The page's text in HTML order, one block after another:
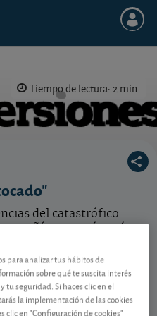
Tiempo de lectura: 2 min.
del catastrófico
se verán más
a SOCIOS
para analizar tus hábitos de
sobre qué te suscita interés
seguridad. Si haces clic en el
la implementación de las cookies
clic en "Configuración de cookies"